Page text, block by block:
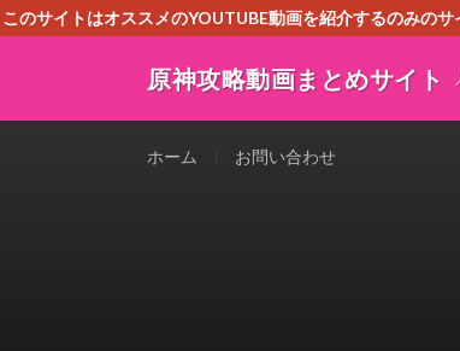
このサイトはオススメのYOUTUBE動画を紹介するのみの
原神攻略動画まとめサイト
ホーム お問い合わせ